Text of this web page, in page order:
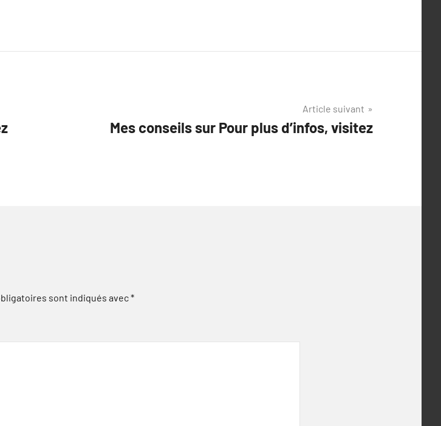
Article suivant
Mes conseils sur Pour plus d’infos, visitez
sont indiqués avec*